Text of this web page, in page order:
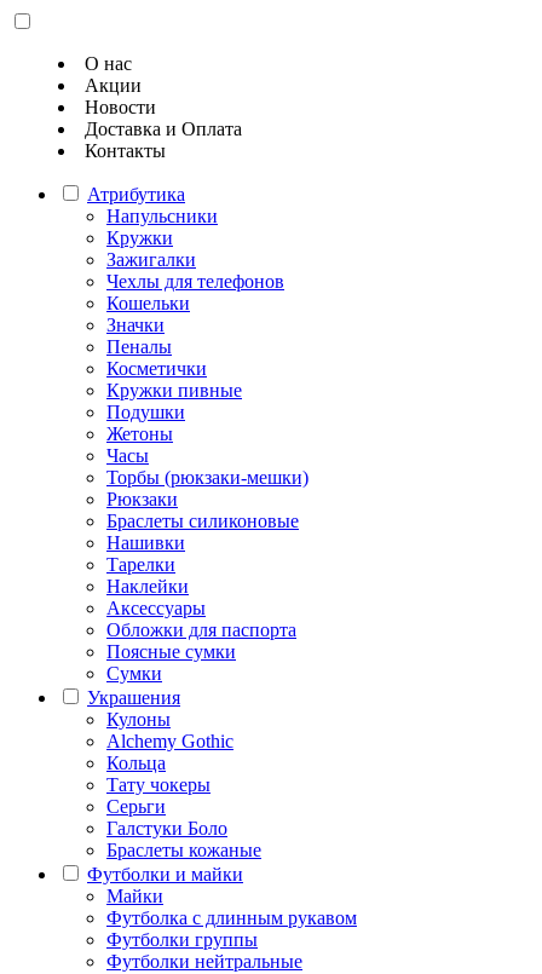
О нас
Акции
Новости
Доставка и Оплата
Контакты
Атрибутика
Напульсники
Кружки
Зажигалки
Чехлы для телефонов
Кошельки
Значки
Пеналы
Косметички
Кружки пивные
Подушки
Жетоны
Часы
Торбы (рюкзаки-мешки)
Рюкзаки
Браслеты силиконовые
Нашивки
Тарелки
Наклейки
Аксессуары
Обложки для паспорта
Поясные сумки
Сумки
Украшения
Кулоны
Alchemy Gothic
Кольца
Тату чокеры
Серьги
Галстуки Боло
Браслеты кожаные
Футболки и майки
Майки
Футболка с длинным рукавом
Футболки группы
Футболки нейтральные